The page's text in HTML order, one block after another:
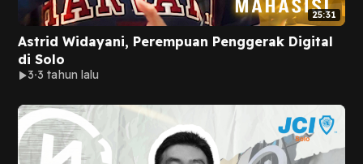
25:31
Astrid Widayani, Perempuan Penggerak Digital
di Solo
3 3 tahun lalu